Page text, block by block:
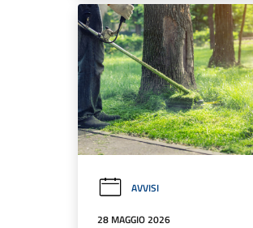
AVVISI
28 MAGGIO 2026